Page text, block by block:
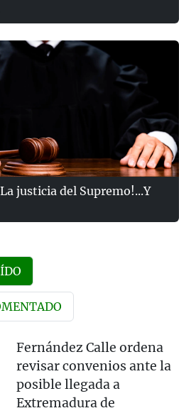
justicia del Supremo!...Y
Fernández Calle ordena
revisar convenios ante la
posible llegada a
Extremadura de